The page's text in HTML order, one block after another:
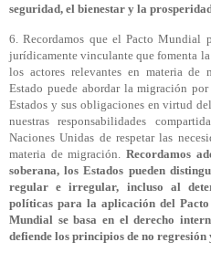
seguridad, el bienestar y la
6. Recordamos que el Pacto Mundial
jurídicamente vinculante que fomenta
los actores relevantes en materia de
Estado puede abordar la migración
Estados y sus obligaciones en virtud
nuestras responsabilidades
Naciones Unidas de respetar las
materia de migración. Recordamos
soberana, los Estados pueden
regular e irregular, incluso al
políticas para la aplicación del
Mundial se basa en el derecho
defiende los principios de no